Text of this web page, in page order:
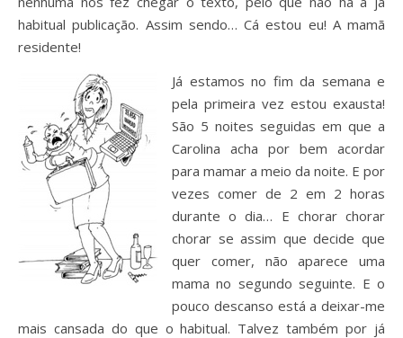
habitual publicação. Assim sendo… Cá estou eu! A mamã
residente!
Já estamos no fim da semana e
pela primeira vez estou exausta!
São 5 noites seguidas em que a
Carolina acha por bem acordar
para mamar a meio da noite. E por
vezes comer de 2 em 2 horas
durante o dia… E chorar chorar
chorar se assim que decide que
quer comer, não aparece uma
mama no segundo seguinte. E o
pouco descanso está a deixar-me
mais cansada do que o habitual. Talvez também por já